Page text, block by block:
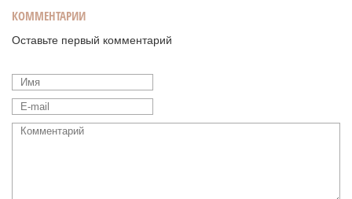
КОММЕНТАРИИ
Оставьте первый комментарий